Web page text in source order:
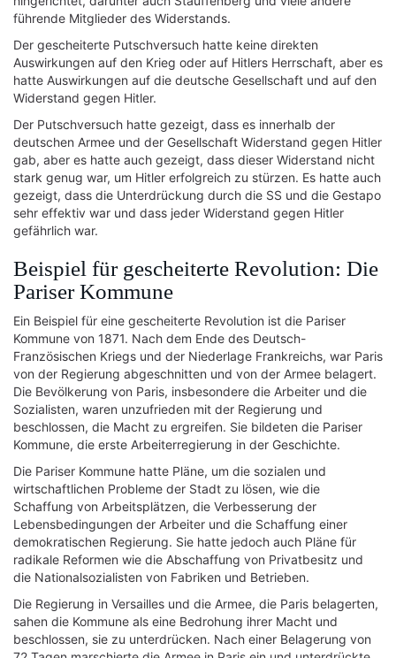
führende Mitglieder des Widerstands.
Der gescheiterte Putschversuch hatte keine direkten
Auswirkungen auf den Krieg oder auf Hitlers Herrschaft, aber es
hatte Auswirkungen auf die deutsche Gesellschaft und auf den
Widerstand gegen Hitler.
Der Putschversuch hatte gezeigt, dass es innerhalb der
deutschen Armee und der Gesellschaft Widerstand gegen Hitler
gab, aber es hatte auch gezeigt, dass dieser Widerstand nicht
stark genug war, um Hitler erfolgreich zu stürzen. Es hatte auch
gezeigt, dass die Unterdrückung durch die SS und die Gestapo
sehr effektiv war und dass jeder Widerstand gegen Hitler
gefährlich war.
Beispiel für gescheiterte Revolution: Die
Pariser Kommune
Ein Beispiel für eine gescheiterte Revolution ist die Pariser
Kommune von 1871. Nach dem Ende des Deutsch-
Französischen Kriegs und der Niederlage Frankreichs, war Paris
von der Regierung abgeschnitten und von der Armee belagert.
Die Bevölkerung von Paris, insbesondere die Arbeiter und die
Sozialisten, waren unzufrieden mit der Regierung und
beschlossen, die Macht zu ergreifen. Sie bildeten die Pariser
Kommune, die erste Arbeiterregierung in der Geschichte.
Die Pariser Kommune hatte Pläne, um die sozialen und
wirtschaftlichen Probleme der Stadt zu lösen, wie die
Schaffung von Arbeitsplätzen, die Verbesserung der
Lebensbedingungen der Arbeiter und die Schaffung einer
demokratischen Regierung. Sie hatte jedoch auch Pläne für
radikale Reformen wie die Abschaffung von Privatbesitz und
die Nationalsozialisten von Fabriken und Betrieben.
Die Regierung in Versailles und die Armee, die Paris belagerten,
sahen die Kommune als eine Bedrohung ihrer Macht und
beschlossen, sie zu unterdrücken. Nach einer Belagerung von